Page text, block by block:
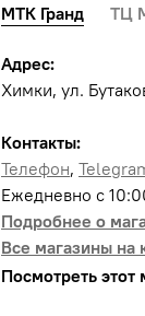
МТК Гранд ТЦ
Адрес:
Химки, ул.
Контакты:
Телефон,
Ежедневно с
Подробнее о
Все магазины на
Посмотреть этот